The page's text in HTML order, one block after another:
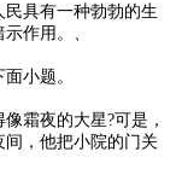
具有一种勃勃的生
作用。、
小题。
霜夜的大星?可是，
，他把小院的门关